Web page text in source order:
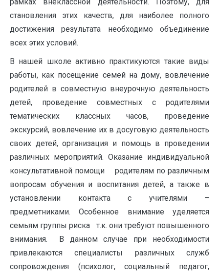
становления этих качеств, для наиболее полного
достижения результата необходимо объединение
всех этих условий.
В нашей школе активно практикуются такие виды
работы, как посещение семей на дому, вовлечение
родителей в совместную внеурочную деятельность
детей, проведение совместных с родителями
тематических классных часов, проведение
экскурсий, вовлечение их в досуговую деятельность
своих детей, организация и помощь в проведении
различных мероприятий. Оказание индивидуальной
консультативной помощи родителям по различным
вопросам обучения и воспитания детей, а также в
установлении контакта с учителями –
предметниками. Особенное внимание уделяется
семьям группы риска т.к. они требуют повышенного
внимания. В данном случае при необходимости
привлекаются специалисты различных служб
сопровождения (психолог, социальный педагог,